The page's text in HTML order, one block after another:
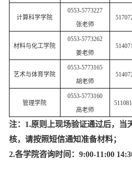
计算科学学院
0553-5773227
张老师
材料与化工学院
0553-5773262
姜老师
艺术与体育学院
0553-5773165
胡老师
管理学院
0553-5773160
高老师
注： 1.原则上现场验证通过后，当
核，请按照短信通知准备材料；
2.各学院咨询时间：9:00-11:00